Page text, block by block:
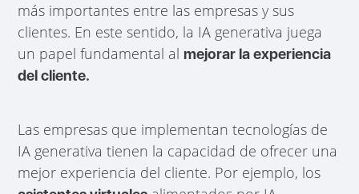
más importantes entre las empresas y sus
clientes. En este sentido, la IA generativa juega
un papel fundamental almejorar la experiencia
del cliente.
Las empresas que implementan tecnologías de
IA generativa tienen la capacidad de ofrecer una
mejor experiencia del cliente. Por ejemplo, los